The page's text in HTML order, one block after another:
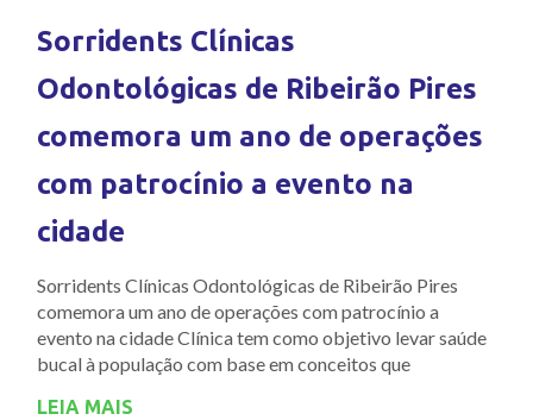
Sorridents Clínicas
Odontológicas de Ribeirão Pires
comemora um ano de operações
com patrocínio a evento na
cidade
Sorridents Clínicas Odontológicas de Ribeirão Pires
comemora um ano de operações com patrocínio a
evento na cidade Clínica tem como objetivo levar saúde
bucal à população com base em conceitos que
LEIA MAIS